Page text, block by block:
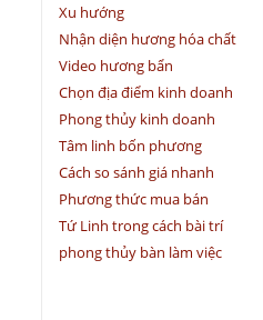
Xu hướng
Nhận diện hương hóa chất
Video hương bẩn
Chọn địa điểm kinh doanh
Phong thủy kinh doanh
Tâm linh bốn phương
Cách so sánh giá nhanh
Phương thức mua bán
Tứ Linh trong cách bài trí
phong thủy bàn làm việc